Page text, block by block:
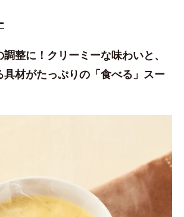
整に！クリーミーな味わいと、
具材がたっぷりの「食べる」スー